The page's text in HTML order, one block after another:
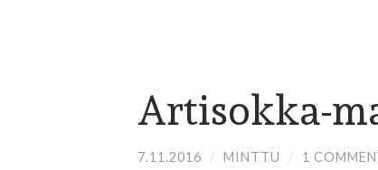
Artisokka-
7.11.2016 / MINTTU / 1